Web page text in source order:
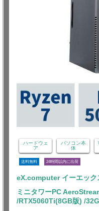
ハードウェ
ア
パソコン本
体
送料無料 24時間以内に出荷
eX.computer イーエック
ミニタワーPC
/RTX5060Ti(8GB版) /